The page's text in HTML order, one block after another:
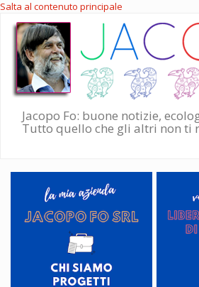
Salta al contenuto principale
Jacopo Fo: buone notizie,
Tutto quello che gli altri non ti